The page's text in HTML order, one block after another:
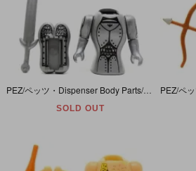
PEZ/ペッツ・Dispenser Body Parts/ディスペンサーボディパーツ 「Knight/ナイト/騎士」
SOLD OUT